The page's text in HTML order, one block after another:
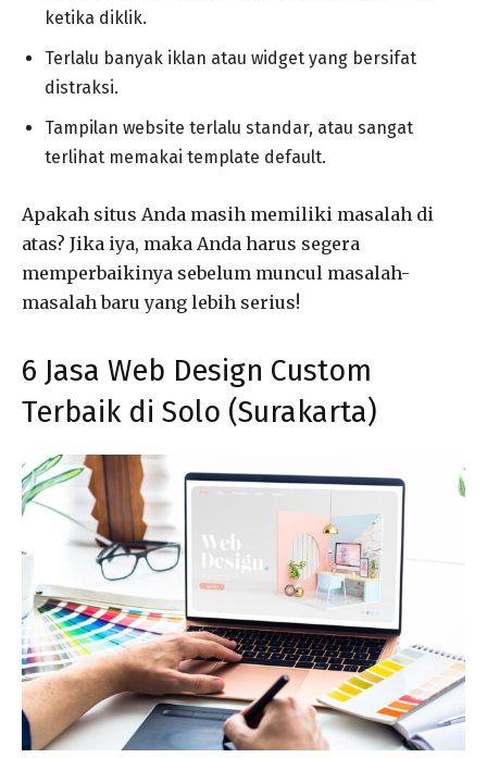
ketika diklik.
Terlalu banyak iklan atau widget yang bersifat
distraksi.
Tampilan website terlalu standar, atau sangat
terlihat memakai template default.
Apakah situs Anda masih memiliki masalah di
atas? Jika iya, maka Anda harus segera
memperbaikinya sebelum muncul masalah-
masalah baru yang lebih serius!
6 Jasa Web Design Custom
Terbaik di Solo (Surakarta)